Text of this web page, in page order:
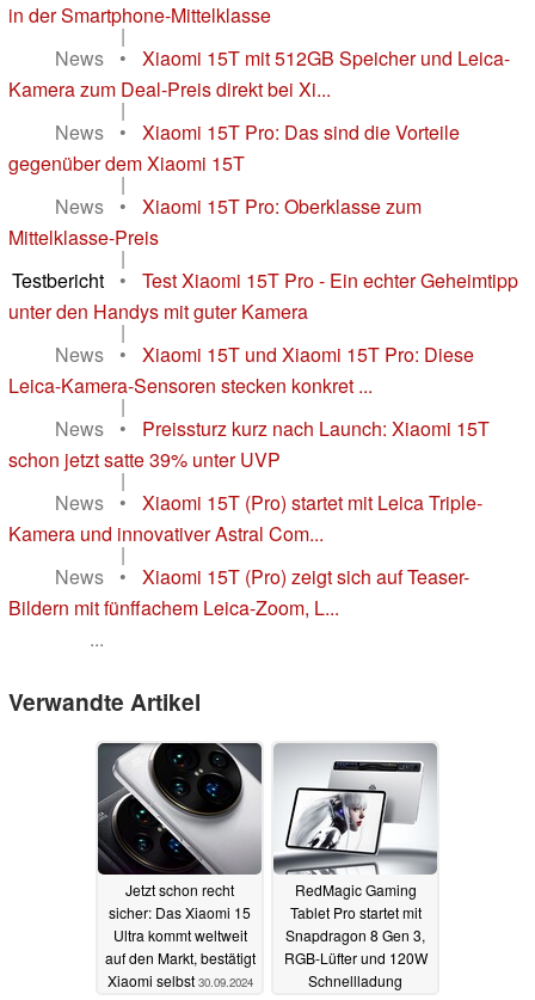
in der Smartphone-Mittelklasse
|
News
•
Xiaomi 15T mit 512GB Speicher und Leica-
Kamera zum Deal-Preis direkt bei Xi...
|
News
•
Xiaomi 15T Pro: Das sind die Vorteile
gegenüber dem Xiaomi 15T
|
News
•
Xiaomi 15T Pro: Oberklasse zum
Mittelklasse-Preis
|
Testbericht
•
Test Xiaomi 15T Pro - Ein echter Geheimtipp
unter den Handys mit guter Kamera
|
News
•
Xiaomi 15T und Xiaomi 15T Pro: Diese
Leica-Kamera-Sensoren stecken konkret ...
|
News
•
Preissturz kurz nach Launch: Xiaomi 15T
schon jetzt satte 39% unter UVP
|
News
•
Xiaomi 15T (Pro) startet mit Leica Triple-
Kamera und innovativer Astral Com...
|
News
•
Xiaomi 15T (Pro) zeigt sich auf Teaser-
Bildern mit fünffachem Leica-Zoom, L...
...
Verwandte Artikel
Jetzt schon recht
sicher: Das Xiaomi 15
Ultra kommt weltweit
auf den Markt, bestätigt
Xiaomi selbst 30.09.2024
RedMagic Gaming
Tablet Pro startet mit
Snapdragon 8 Gen 3,
RGB-Lüfter und 120W
Schnellladung